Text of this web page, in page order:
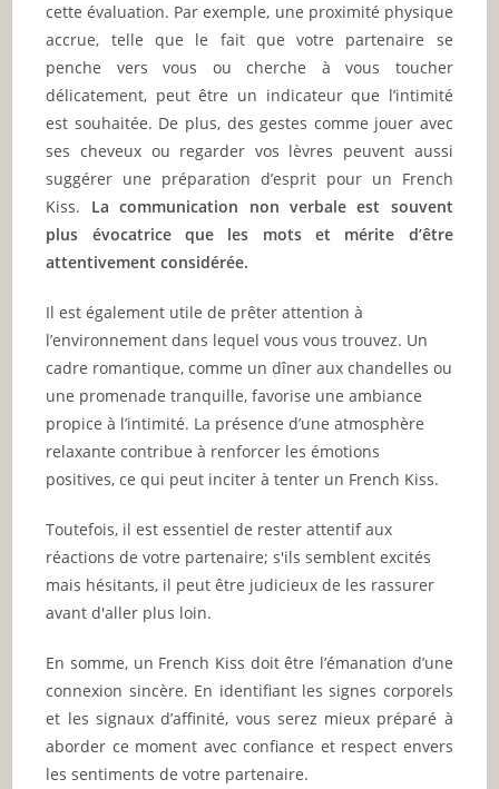
cette évaluation. Par exemple, une proximité physique
accrue, telle que le fait que votre partenaire se
penche vers vous ou cherche à vous toucher
délicatement, peut être un indicateur que l’intimité
est souhaitée. De plus, des gestes comme jouer avec
ses cheveux ou regarder vos lèvres peuvent aussi
suggérer une préparation d’esprit pour un French
Kiss. La communication non verbale est souvent
plus évocatrice que les mots et mérite d’être
attentivement considérée.
Il est également utile de prêter attention à
l’environnement dans lequel vous vous trouvez. Un
cadre romantique, comme un dîner aux chandelles ou
une promenade tranquille, favorise une ambiance
propice à l’intimité. La présence d’une atmosphère
relaxante contribue à renforcer les émotions
positives, ce qui peut inciter à tenter un French Kiss.
Toutefois, il est essentiel de rester attentif aux
réactions de votre partenaire; s'ils semblent excités
mais hésitants, il peut être judicieux de les rassurer
avant d'aller plus loin.
En somme, un French Kiss doit être l’émanation d’une
connexion sincère. En identifiant les signes corporels
et les signaux d’affinité, vous serez mieux préparé à
aborder ce moment avec confiance et respect envers
les sentiments de votre partenaire.